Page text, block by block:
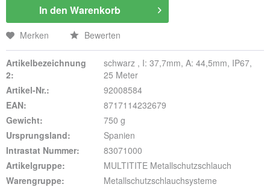
In den Warenkorb
Merken Bewerten
Artikelbezeichnung
2:
schwarz , I: 37,7mm, A: 44,5mm, IP67,
25 Meter
Artikel-Nr.:
92008584
EAN:
8717114232679
Gewicht:
750 g
Ursprungsland:
Spanien
Intrastat Nummer:
83071000
Artikelgruppe:
MULTITITE Metallschutzschlauch
Warengruppe:
Metallschutzschlauchsysteme